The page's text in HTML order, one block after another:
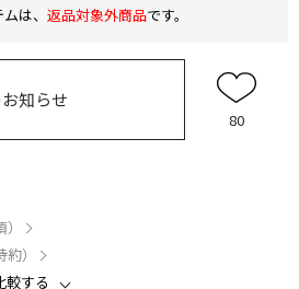
は、 返品対象外商品です。
知らせ
80
）
較する